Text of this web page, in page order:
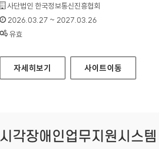
기관명 :
사단법인 한국정보통신진흥협회
인증기간 :
2026.03.27 ~ 2027.03.26
상태 :
유효
유료방송미환급액 정보조회
자세히보기 사이트이동
시각장애인업무지원시스템